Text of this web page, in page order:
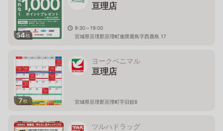
54枚
亘理店
9:30～19:00
宮城県亘理郡亘理町逢隈鹿島字西鹿島 17
7枚
ヨークベニマル
亘理店
宮城県亘理郡亘理町字旧舘8
ツルハドラッグ